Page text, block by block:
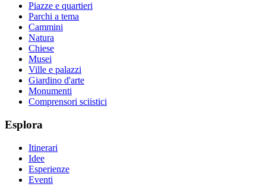
Piazze e quartieri
Parchi a tema
Cammini
Natura
Chiese
Musei
Ville e palazzi
Giardino d'arte
Monumenti
Comprensori sciistici
Esplora
Itinerari
Idee
Esperienze
Eventi